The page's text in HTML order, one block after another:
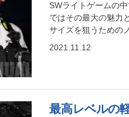
SWライトゲームの
ではその最大の魅力
サイズを狙うための
2021.11.12
最高レベルの